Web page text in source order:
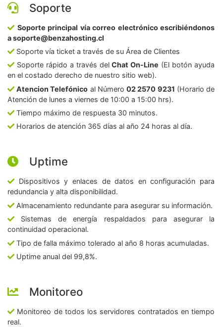
Soporte
Soporte principal vía correo electrónico escribiéndonos
a soporte@benzahosting.cl
Soporte vía ticket a través de su Área de Clientes
Soporte rápido a través delChat On-Line (El botón ayuda
en el costado derecho de nuestro sitio web).
Atencion Telefónico al Número02 2570 9231 (Horario de
Atención de lunes a viernes de 10:00 a 15:00 hrs).
Tiempo máximo de respuesta 30 minutos.
Horarios de atención 365 días al año 24 horas al día.
Uptime
Dispositivos y enlaces de datos en configuración para
redundancia y alta disponibilidad.
Almacenamiento redundante para asegurar su información.
Sistemas de energía respaldados para asegurar la
continuidad operacional.
Tipo de falla máximo tolerado al año 8 horas acumuladas.
Uptime anual del 99,8%.
Monitoreo
Monitoreo de todos los servidores contratados en tiempo
real.